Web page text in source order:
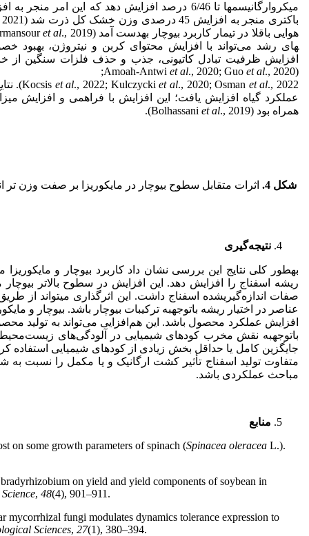
میکروارگانیسمها تا 6/46 درصد افزایش دهد که این امر منجر به افزایش عملکرد گیاه می‌شود (Liu
باکتری منجر به افزایش 45 درصدی وزن خشک کل ذرت شد (Delavarnia
هوایی باقلا در تیمار کاربرد بیوچار بهدست آمد (Poormansour et al., 2019). مطالعات نشان می‌دهد کاربرد همزمان بیوچار و تقلیح با محرک
های رشد می‌تواند با افزایش محتوای کربن و نیتروژن، بهبود
افزایش ظرفیت تبادل کاتیونی، جذب و حذف فلزات سنگین از
(Amoah-Antwi
et al., 2020; Guo et al., 2020;
Kocsis et al., 2022; Kulczycki et al., 2020; Osman et al
.,
عملکرد گیاه افزایش یافت؛ این افزایش با فراهمی و افزایش
همراه بود (Bolhassani
et al., 2019).
شکل 4. اثرات متقابل سطوح بیوچار در مایکوریزا بر صفت وزن تر
نتیجه‌گیری
بهطور کلی نتایج این بررسی نشان داد کاربرد بیوچار و
ریشه اسفناج را افزایش دهد. این افزایش در سطوح بالاتر
صفات اندازه‌گیریشده اسفناج داشت. این اثرگذاری میتواند از
عناصر در اختیار ریشه باتوجهبه ترکیبات بیوچار باشد. بیوچار و
افزایش عملکرد محصول باشد. این هم‌افزایی می‌تواند به تولید
باتوجهبه نقش مخرب کودهای شیمیایی در آلودگی‌های زیست‌محیطی
جایگزین کامل یا حداقل بخش زیادی از کودهای شیمیایی استفاده
متفاوت تولید اسفناج تأثیر کشت ارگانیک و یا مکمل را نسبت
مباحث عملکردی باشد.
منابع
on some growth parameters of spinach (Spinacea oleracea L.).
on yield and yield components of soybean in
, 48(4), 901–911.
fungi modulates dynamics tolerance expression to
Sciences, 27(1), 380–394.